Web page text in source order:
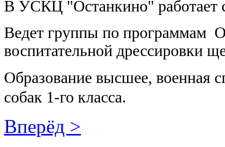
В УСКЦ "Останкино" работает
Ведет группы по
воспитательной дрессировки
Образование высшее, военная
собак 1-го класса.
Вперёд >